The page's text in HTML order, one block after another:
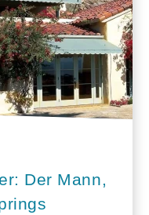
Der Mann,